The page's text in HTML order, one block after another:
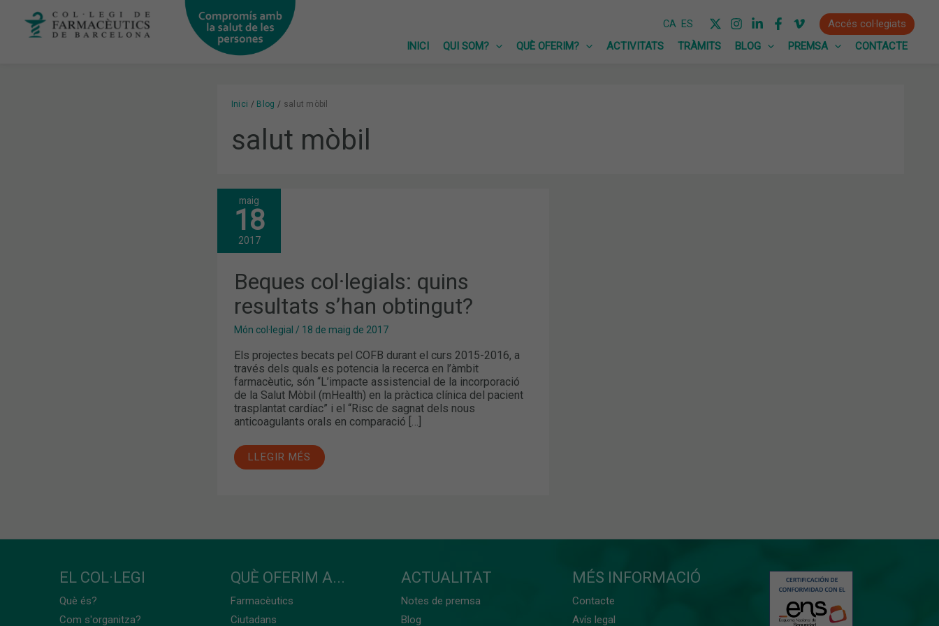
CA ES
Accés col·legiats
INICI
QUI SOM? QUÈ OFERIM? ACTIVITATS TRÀMITS BLOG PREMSA CONTACTE
Inici Blog salut mòbil
salut mòbil
maig
18
2017
Beques col·legials: quins
resultats s’han obtingut?
Món col·legial / 18 de maig de 2017
Els projectes becats pel COFB durant el curs 2015-2016, a
través dels quals es potencia la recerca en l’àmbit
farmacèutic, són “L’impacte assistencial de la incorporació
de la Salut Mòbil (mHealth) en la pràctica clínica del pacient
trasplantat cardíac” i el “Risc de sagnat dels nous
anticoagulants orals en comparació […]
BEQUES
COL·LEGIALS:
QUINS
RESULTATS
S’HAN
LLEGIR MÉS
EL COL·LEGI
Què és?
Com s'organitza?
QUÈ OFERIM A...
Farmacèutics
Ciutadans
ACTUALITAT
Notes de premsa
Blog
MÉS INFORMACIÓ
Contacte
Avís legal